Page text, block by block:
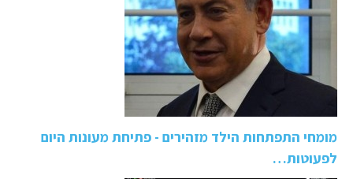
מומחי התפתחות הילד מזהירים - פתיחת מעונות היום
לפעוטות…